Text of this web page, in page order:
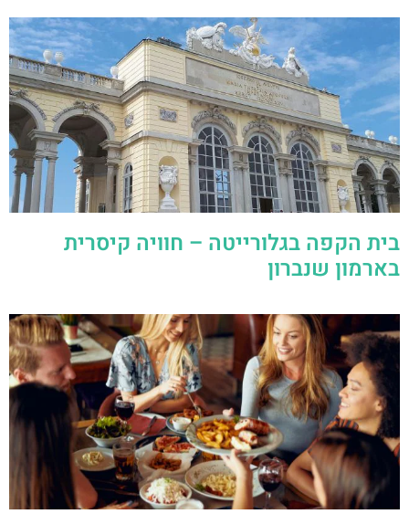
בית הקפה בגלורייטה – חוויה קיסרית
בארמון שנברון